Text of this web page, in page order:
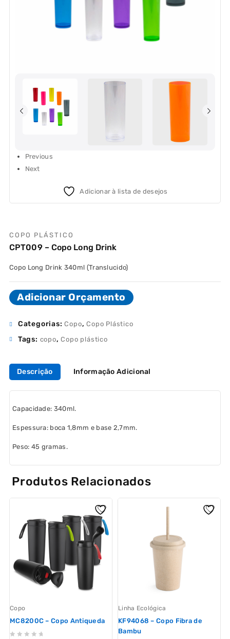
Previous
Next
Adicionar à lista de desejos
COPO PLÁSTICO
CPT009 – Copo Long Drink
Copo Long Drink 340ml (Translucido)
Adicionar Orçamento
Categorias:Copo,Copo Plástico
Tags: copo,Copo plástico
Descrição Informação Adicional
Capacidade: 340ml.
Espessura: boca 1,8mm e base 2,7mm.
Peso: 45 gramas.
Produtos Relacionados
Copo
MC8200C – Copo Antiqueda
Linha Ecológica
KF94068 – Copo Fibra de
Bambu